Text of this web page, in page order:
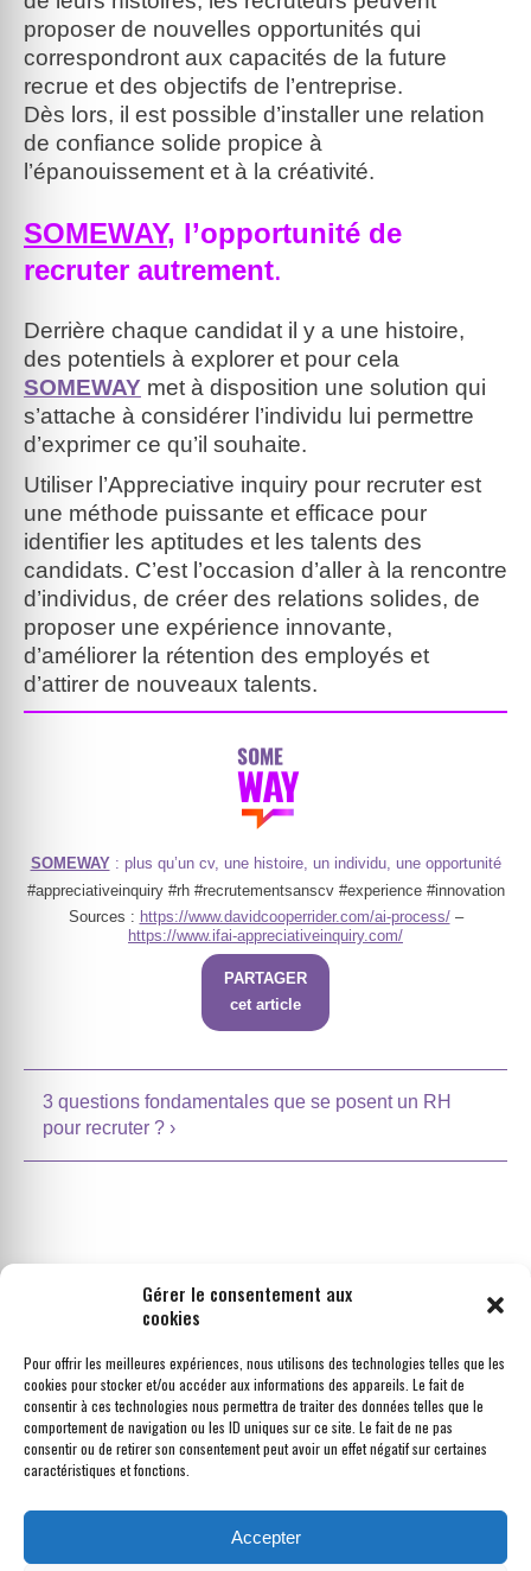
Gérer le consentement aux
cookies
Pour offrir les meilleures expériences, nous utilisons des technologies telles que les
cookies pour stocker et/ou accéder aux informations des appareils. Le fait de
consentir à ces technologies nous permettra de traiter des données telles que le
comportement de navigation ou les ID uniques sur ce site. Le fait de ne pas
consentir ou de retirer son consentement peut avoir un effet négatif sur certaines
caractéristiques et fonctions.
Accepter
proposer de nouvelles opportunités qui
correspondront aux capacités de la future
recrue et des objectifs de l’entreprise.
Dès lors, il est possible d’installer une relation
de confiance solide propice à
l’épanouissement et à la créativité.
SOMEWAY, l’opportunité de
recruter autrement.
Derrière chaque candidat il y a une histoire,
des potentiels à explorer et pour cela
SOMEWAY met à disposition une solution qui
s’attache à considérer l’individu lui permettre
d’exprimer ce qu’il souhaite.
Utiliser l’Appreciative inquiry pour recruter est
une méthode puissante et efficace pour
identifier les aptitudes et les talents des
candidats. C’est l’occasion d’aller à la rencontre
d’individus, de créer des relations solides, de
proposer une expérience innovante,
d’améliorer la rétention des employés et
d’attirer de nouveaux talents.
SOMEWAY: plus qu’un cv, une histoire, un individu, une opportunité
#appreciativeinquiry #rh #recrutementsanscv #experience #innovation
Sources : https://www.davidcooperrider.com/ai-process/–
https://www.ifai-appreciativeinquiry.com/
PARTAGER
cet article
Navigation
de
l’article
3 questions fondamentales que se posent un RH
pour recruter ? ›
SUIVEZ NOUS SUR LINKEDIN